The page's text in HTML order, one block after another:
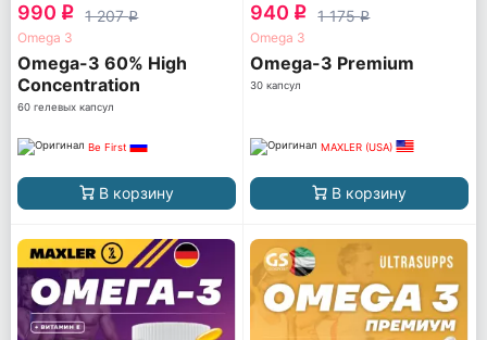
990 q 1 207q
Omega 3
Omega-3 60% High
Concentration
60 гелевых капсул
Be First
В корзину
940 q 1 175q
Omega 3
Omega-3 Premium
30 капсул
MAXLER (USA)
В корзину